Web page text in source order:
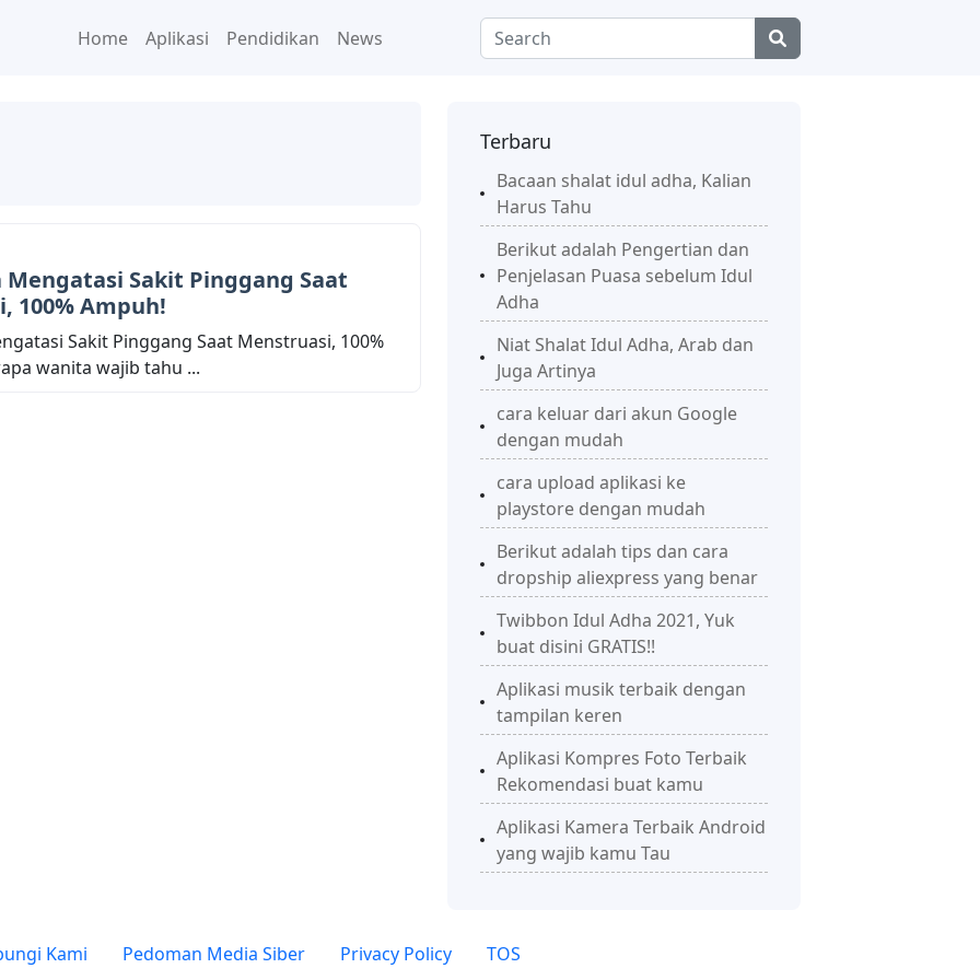
Home Aplikasi Pendidikan News
Sakit Pinggang Saat
100% Ampuh!
Sakit Pinggang Saat Menstruasi, 100%
wanita wajib tahu ...
Terbaru
Bacaan shalat idul adha, Kalian
Harus Tahu
Berikut adalah Pengertian dan
Penjelasan Puasa sebelum Idul
Adha
Niat Shalat Idul Adha, Arab dan
Juga Artinya
cara keluar dari akun Google
dengan mudah
cara upload aplikasi ke
playstore dengan mudah
Berikut adalah tips dan cara
dropship aliexpress yang benar
Twibbon Idul Adha 2021, Yuk
buat disini GRATIS!!
Aplikasi musik terbaik dengan
tampilan keren
Aplikasi Kompres Foto Terbaik
Rekomendasi buat kamu
Aplikasi Kamera Terbaik Android
yang wajib kamu Tau
Kami Pedoman Media Siber Privacy Policy
TOS